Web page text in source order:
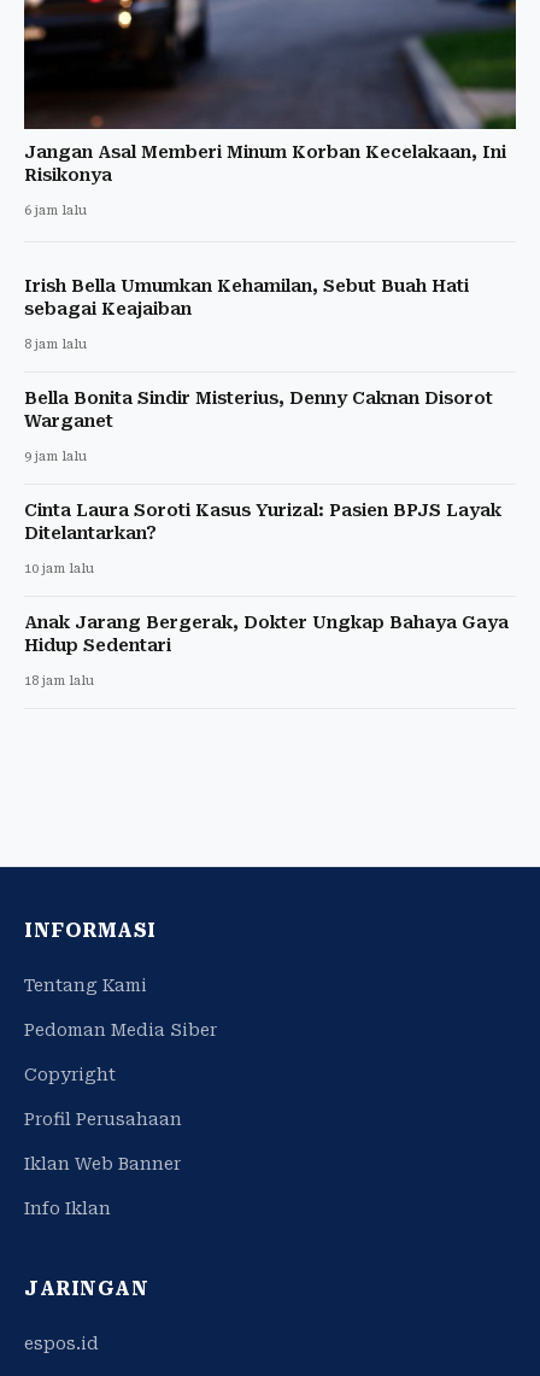
Jangan Asal Memberi Minum Korban Kecelakaan, Ini
Risikonya
6 jam lalu
Irish Bella Umumkan Kehamilan, Sebut Buah Hati
sebagai Keajaiban
8 jam lalu
Bella Bonita Sindir Misterius, Denny Caknan Disorot
Warganet
9 jam lalu
Cinta Laura Soroti Kasus Yurizal: Pasien BPJS Layak
Ditelantarkan?
10 jam lalu
Anak Jarang Bergerak, Dokter Ungkap Bahaya Gaya
Hidup Sedentari
18 jam lalu
INFORMASI
Tentang Kami
Pedoman Media Siber
Copyright
Profil Perusahaan
Iklan Web Banner
Info Iklan
JARINGAN
espos.id